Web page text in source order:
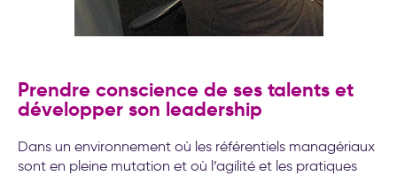
Prendre conscience de ses talents et
développer son leadership
Dans un environnement où les référentiels managériaux
sont en pleine mutation et où l’agilité et les pratiques